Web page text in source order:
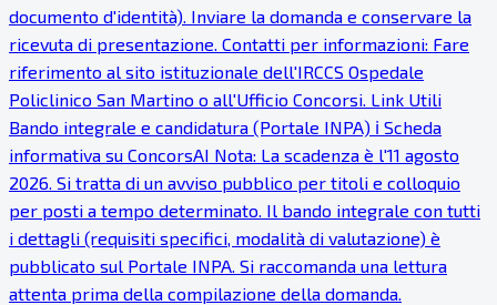
documento d'identità). Inviare la domanda e conservare la
ricevuta di presentazione. Contatti per informazioni: Fare
riferimento al sito istituzionale dell'IRCCS Ospedale
Policlinico San Martino o all'Ufficio Concorsi. Link Utili
Bando integrale e candidatura (Portale INPA) ℹ Scheda
informativa su ConcorsAI Nota: La scadenza è l'11 agosto
2026. Si tratta di un avviso pubblico per titoli e colloquio
per posti a tempo determinato. Il bando integrale con tutti
i dettagli (requisiti specifici, modalità di valutazione) è
pubblicato sul Portale INPA. Si raccomanda una lettura
attenta prima della compilazione della domanda.